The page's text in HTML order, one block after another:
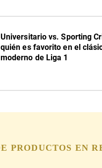
Universitario vs. Sporting
quién es favorito en el
moderno de Liga 1